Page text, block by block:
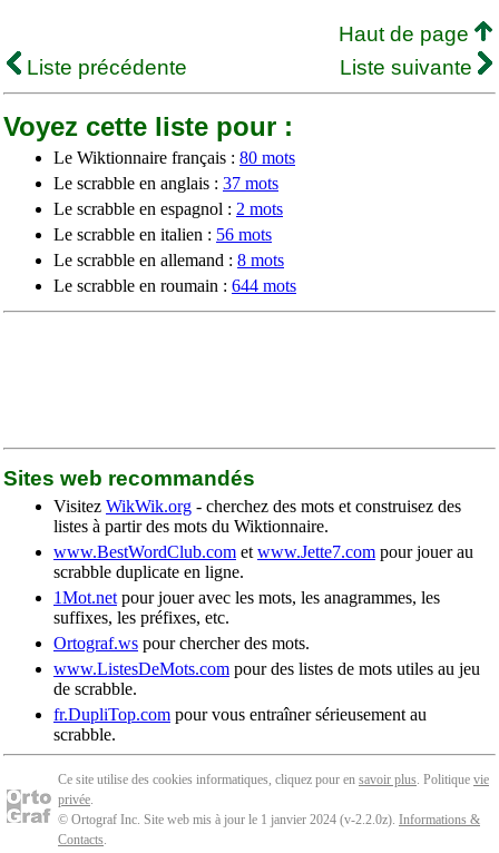
Haut de page
Liste précédente
Liste suivante
Voyez cette liste pour :
Le Wiktionnaire français : 80 mots
Le scrabble en anglais : 37 mots
Le scrabble en espagnol : 2 mots
Le scrabble en italien : 56 mots
Le scrabble en allemand : 8 mots
Le scrabble en roumain : 644 mots
Sites web recommandés
Visitez WikWik.org - cherchez des mots et construisez des
listes à partir des mots du Wiktionnaire.
www.BestWordClub.com et www.Jette7.com pour jouer au
scrabble duplicate en ligne.
1Mot.net pour jouer avec les mots, les anagrammes, les
suffixes, les préfixes, etc.
Ortograf.ws pour chercher des mots.
www.ListesDeMots.com pour des listes de mots utiles au jeu
de scrabble.
fr.DupliTop.com pour vous entraîner sérieusement au
scrabble.
Ce site utilise des cookies informatiques, cliquez pour en savoir plus. Politique vie
privée.
© Ortograf Inc. Site web mis à jour le 1 janvier 2024 (v-2.2.0z). Informations &
Contacts.